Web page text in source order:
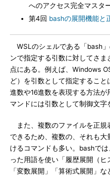
へのアクセス完全マスタ
第4回 bashの展開機能と
WSLのシェルである「bash
ンで指定する引数に対してさ
点にある。例えば、Windows
ど）を引数として指定するこ
進数や16進数を表現する方法
マンドには引数として制御文字
また、複数のファイルを正規
できるため、複数の、それも
けるコマンドも多い。bashで
った用語を使い「履歴展開（ヒ
「変数展開」「算術式展開」な